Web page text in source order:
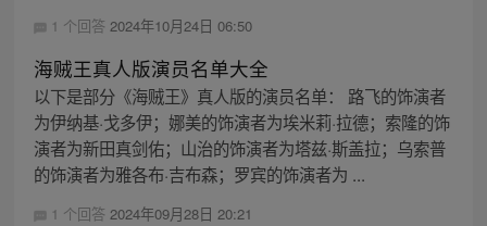
1 个回答 2024年10月24日 06:50
海贼王真人版演员名单大全
以下是部分《海贼王》真人版的演员名单： 路飞的饰演者
为伊纳基·戈多伊；娜美的饰演者为埃米莉·拉德；索隆的饰
演者为新田真剑佑；山治的饰演者为塔兹·斯盖拉；乌索普
的饰演者为雅各布·吉布森；罗宾的饰演者为 ...
1 个回答 2024年09月28日 20:21